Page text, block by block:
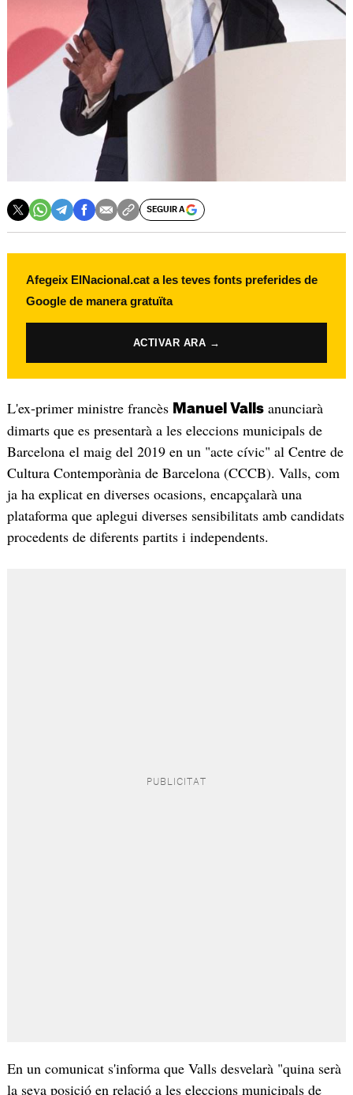
SEGUIR A
Afegeix ElNacional.cat a les teves fonts preferides de
Google de manera gratuïta
ACTIVAR ARA →
L'ex-primer ministre francès Manuel Vallsanunciarà
dimarts que es presentarà a les eleccions municipals de
Barcelona el maig del 2019 en un "acte cívic" al Centre de
Cultura Contemporània de Barcelona (CCCB). Valls, com
ja ha explicat en diverses ocasions, encapçalarà una
plataforma que aplegui diverses sensibilitats amb candidats
procedents de diferents partits i independents.
En un comunicat s'informa que Valls desvelarà "quina serà
la seva posició en relació a les eleccions municipals de